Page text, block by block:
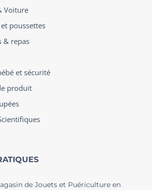
Voiture
poussettes
& repas
et sécurité
produit
de Jouets et Puériculture en